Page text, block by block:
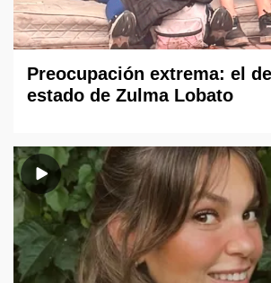
Preocupación extrema: el
estado de Zulma Lobato